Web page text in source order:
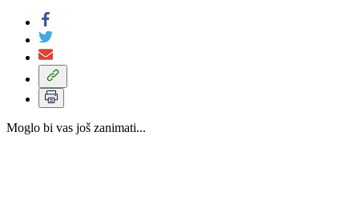
Moglo bi vas još zanimati...